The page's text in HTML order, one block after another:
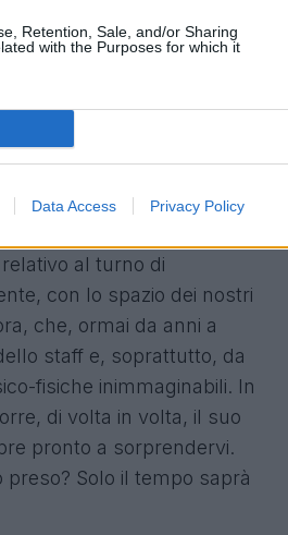
Retention, Sale, and/or Sharing
with the Purposes for which it
Data Access Privacy Policy
Come successo nella
l'intera redazione si
al turno di
con lo spazio dei nostri
che, ormai da anni a
staff e, soprattutto, da
fisiche inimmaginabili. In
di volta in volta, il suo
pronto a sorprendervi.
Solo il tempo saprà